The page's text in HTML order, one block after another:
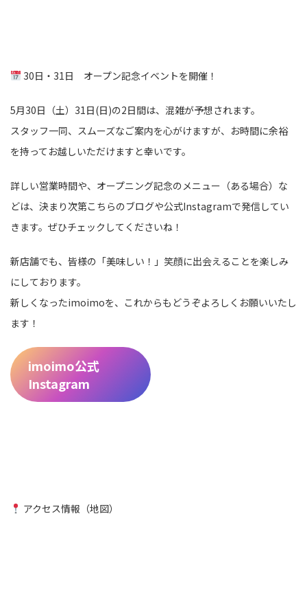
30日・31日 オープン記念イベントを開催！
5月30日（土）31日(日)の2日間は、混雑が予想されます。
スタッフ一同、スムーズなご案内を心がけますが、お時間に余裕
を持ってお越しいただけますと幸いです。
詳しい営業時間や、オープニング記念のメニュー（ある場合）な
どは、決まり次第こちらのブログや公式Instagramで発信してい
きます。ぜひチェックしてくださいね！
新店舗でも、皆様の「美味しい！」笑顔に出会えることを楽しみ
にしております。
新しくなったimoimoを、これからもどうぞよろしくお願いいたし
ます！
imoimo公式
Instagram
アクセス情報（地図）